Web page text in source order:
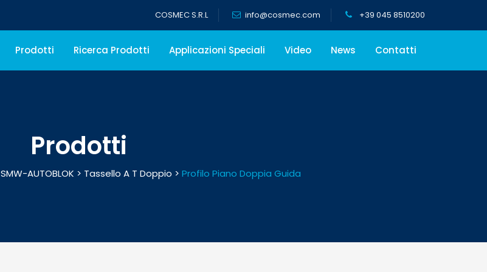
COSMEC S.R.L info@cosmec.com +39 045 8510200
Prodotti Ricerca Prodotti Applicazioni Speciali Video News Contatti
Prodotti
SMW-AUTOBLOK > Tassello A T Doppio > Profilo Piano Doppia Guida